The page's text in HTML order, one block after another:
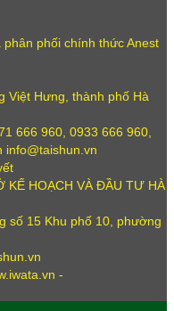
phân phối chính thức Anest
Việt Hưng, thành phố Hà
666 960, 0933 666 960,
info@taishun.vn
KẾ HOẠCH VÀ ĐẦU TƯ HÀ
số 15 Khu phố 10, phường
-